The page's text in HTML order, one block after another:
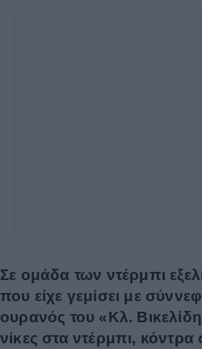
Σε ομάδα των ντέρμπι
που είχε γεμίσει με
ουρανός του «Κλ.
νίκες στα ντέρμπι,